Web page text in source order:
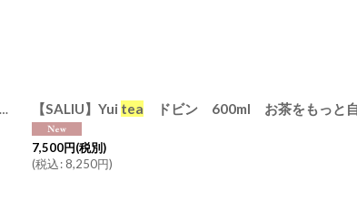
[3742]
【SALIU】Yui tea ドビン 600ml お茶をもっと
7,500円(税別)
(税込: 8,250円)